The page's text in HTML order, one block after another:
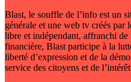
Blast, le souffle de l’info est un
générale et une web tv créés
libre et indépendant, affranchi
financière, Blast participe à la
liberté d’expression et de la
service des citoyens et de